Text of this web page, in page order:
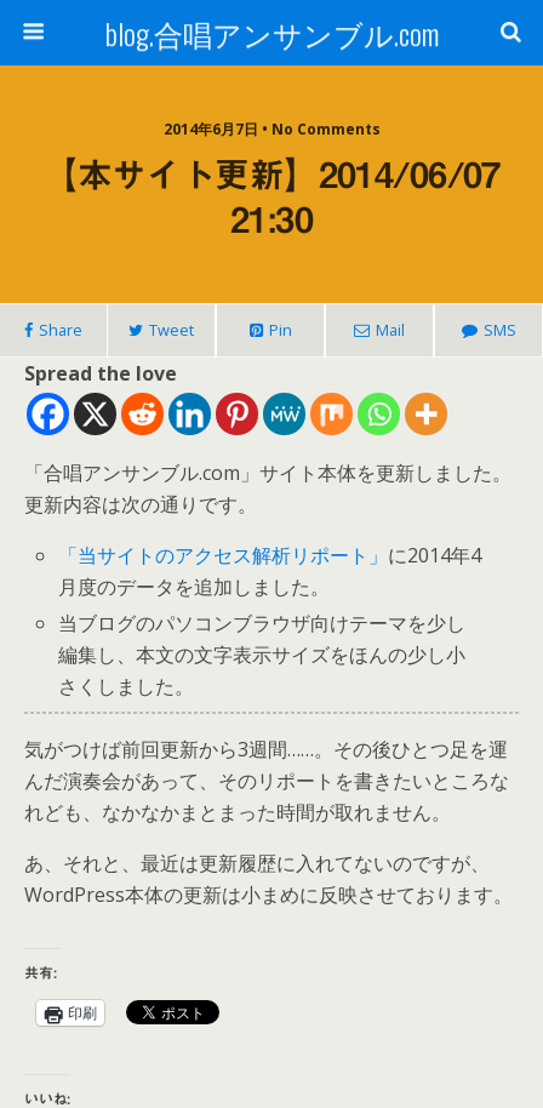
blog.合唱アンサンブル.com
2014年6月7日 • No Comments
【本サイト更新】2014/06/07
21:30
Share Tweet Pin Mail SMS
Spread the love
「合唱アンサンブル.com」サイト本体を更新しました。
更新内容は次の通りです。
「当サイトのアクセス解析リポート」 に2014年4
月度のデータを追加しました。
当ブログのパソコンブラウザ向けテーマを少し
編集し、本文の文字表示サイズをほんの少し小
さくしました。
気がつけば前回更新から3週間……。その後ひとつ足を運
んだ演奏会があって、そのリポートを書きたいところな
れども、なかなかまとまった時間が取れません。
あ、それと、最近は更新履歴に入れてないのですが、
WordPress本体の更新は小まめに反映させております。
共有:
印刷
いいね: